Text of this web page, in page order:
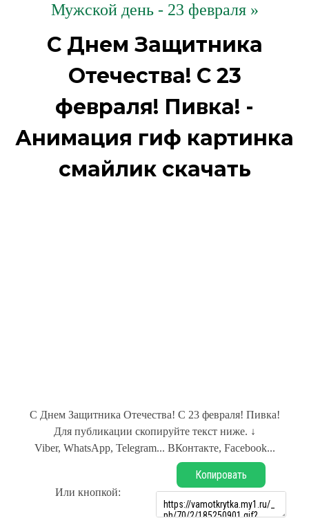
Мужской день - 23 февраля »
С Днем Защитника
Отечества! С 23
февраля! Пивка! -
Анимация гиф картинка
смайлик скачать
С Днем Защитника Отечества! С 23 февраля! Пивка!
Для публикации скопируйте текст ниже. ↓
Viber, WhatsApp, Telegram... ВКонтакте, Facebook...
Или кнопкой:
Копировать